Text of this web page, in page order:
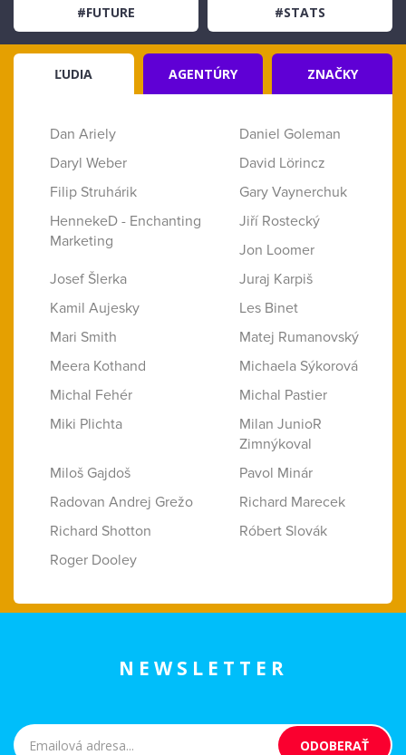
#FUTURE #STATS
ĽUDIA AGENTÚRY ZNAČKY
Dan Ariely
Daniel Goleman
Daryl Weber
David Lörincz
Filip Struhárik
Gary Vaynerchuk
HennekeD - Enchanting
Marketing
Jiří Rostecký
Jon Loomer
Josef Šlerka
Juraj Karpiš
Kamil Aujesky
Les Binet
Mari Smith
Matej Rumanovský
Meera Kothand
Michaela Sýkorová
Michal Fehér
Michal Pastier
Miki Plichta
Milan JunioR
Zimnýkoval
Miloš Gajdoš
Pavol Minár
Radovan Andrej Grežo
Richard Marecek
Richard Shotton
Róbert Slovák
Roger Dooley
NEWSLETTER